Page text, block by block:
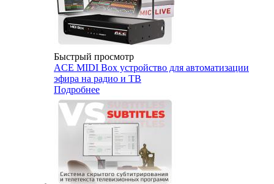
Быстрый просмотр
ACE MIDI Box устройство для автоматизации
эфира на радио и ТВ
Подробнее